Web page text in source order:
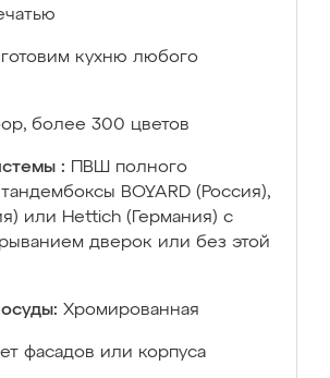
кухню любого
более 300 цветов
:
ПВШ полного
BOYARD (Россия),
или Hettich (Германия) с
дверок или без этой
Хромированная
фасадов или корпуса